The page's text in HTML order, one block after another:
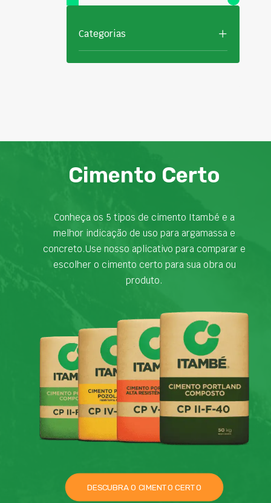
Categorias
Cimento Certo
Conheça os 5 tipos de cimento Itambé e a
melhor indicação de uso para argamassa e
concreto.Use nosso aplicativo para comparar e
escolher o cimento certo para sua obra ou
produto.
DESCUBRA O CIMENTO CERTO